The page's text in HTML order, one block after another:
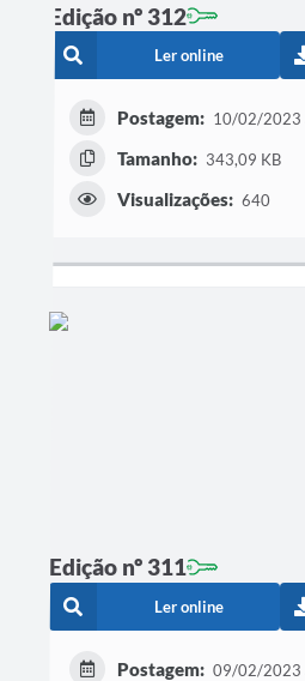
Edição nº 312
Ler online
Postagem: 10/02/2023
Tamanho: 343,09 KB
Visualizações: 640
Edição nº 311
Ler online
Postagem: 09/02/2023